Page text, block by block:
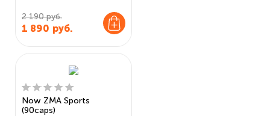
2 190 руб.
1 890 руб.
Now ZMA Sports
(90caps)